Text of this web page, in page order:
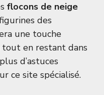
flocons de neige
des
une touche
en restant dans
d’astuces
ce site spécialisé.